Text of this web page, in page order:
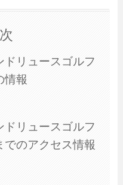
ドリュースゴルフ
情報
ドリュースゴルフ
でのアクセス情報